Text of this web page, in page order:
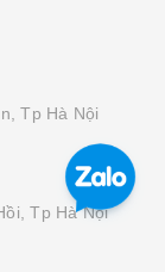
Tp Hà Nội
Tp Hà Nội